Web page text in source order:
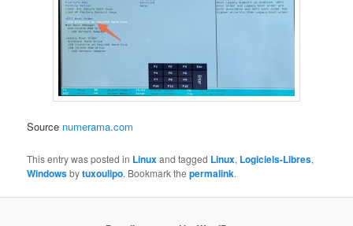
Source numerama.com
This entry was posted in Linuxand tagged Linux, Logiciels-Libres,
Windowsbytuxoulipo. Bookmark thepermalink.